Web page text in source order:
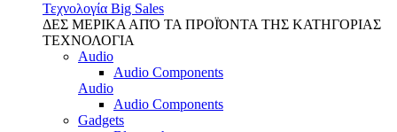
Τεχνολογία Big Sales
ΔΕΣ ΜΕΡΙΚΑ ΑΠΌ ΤΑ ΠΡΟΪΌΝΤΑ ΤΗΣ ΚΑΤΗΓΟΡΙΑΣ
ΤΕΧΝΟΛΟΓΙΑ
Audio
Audio Components
Audio
Audio Components
Gadgets